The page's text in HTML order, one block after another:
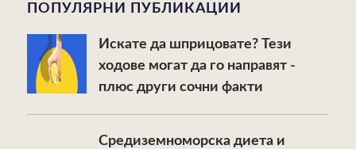
ПОПУЛЯРНИ ПУБЛИКАЦИИ
Искате да шприцовате? Тези
ходове могат да го направят -
плюс други сочни факти
Средиземноморска диета и